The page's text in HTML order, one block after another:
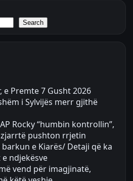
Search
Premte 7 Gusht 2026
i Sylvijës merr gjithë
Rocky “humbin kontrollin”,
pushton rrjetin
e Kiarës/ Detaji që ka
ndjekësve
vend për imagjinatë,